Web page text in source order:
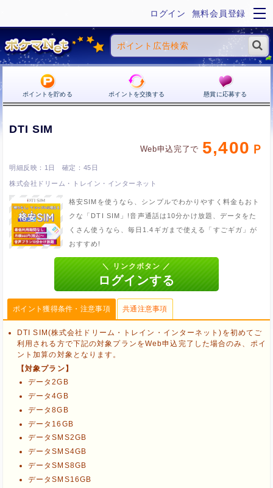
ログイン 無料会員登録
ポイントを貯める ポイントを交換する 懸賞に応募する
DTI SIM
Web申込完了で 5,400
1日 45日
株式会社ドリーム・トレイン・インターネット
格安SIMを使うなら、シンプルでわかりやすく料金もおト
クな「DTI SIM」!音声通話は10分かけ放題、データをた
くさん使うなら、毎日1.4ギガまで使える「すごギガ」が
おすすめ!
ポイント獲得条件・注意事項 共通注意事項
DTI SIM(株式会社ドリーム・トレイン・インターネット)を初めてご
利用される方で下記の対象プランをWeb申込完了した場合のみ、ポイ
ント加算の対象となります。
【対象プラン】
データ2GB
データ4GB
データ8GB
データ16GB
データSMS2GB
データSMS4GB
データSMS8GB
データSMS16GB